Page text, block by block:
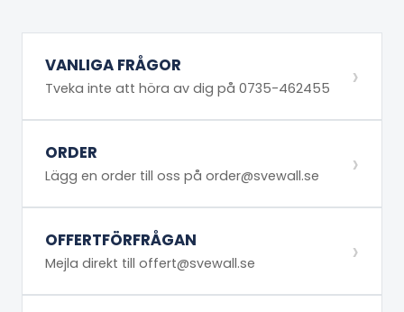
VANLIGA FRÅGOR
Tveka inte att höra av dig på 0735-462455 ›
ORDER
Lägg en order till oss på order@svewall.se ›
OFFERTFÖRFRÅGAN
Mejla direkt till offert@svewall.se ›